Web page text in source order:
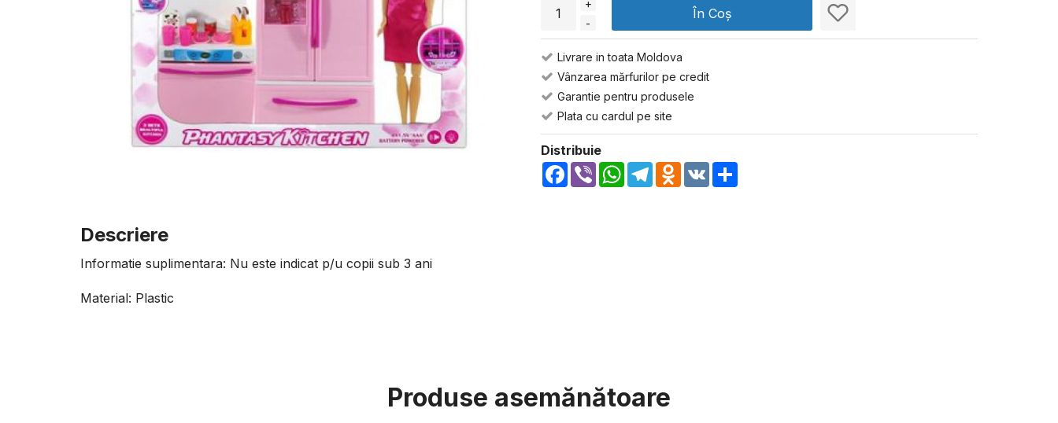
Descriere
Informatie suplimentara: Nu este indicat p/u copii sub 3 ani
Material: Plastic
+
-
În Coș
Livrare in toata Moldova
Vânzarea mărfurilor pe credit
Garantie pentru produsele
Plata cu cardul pe site
Distribuie
Facebook
Viber WhatsApp
TelegramOdnoklassniki
VK
Produse asemănătoare